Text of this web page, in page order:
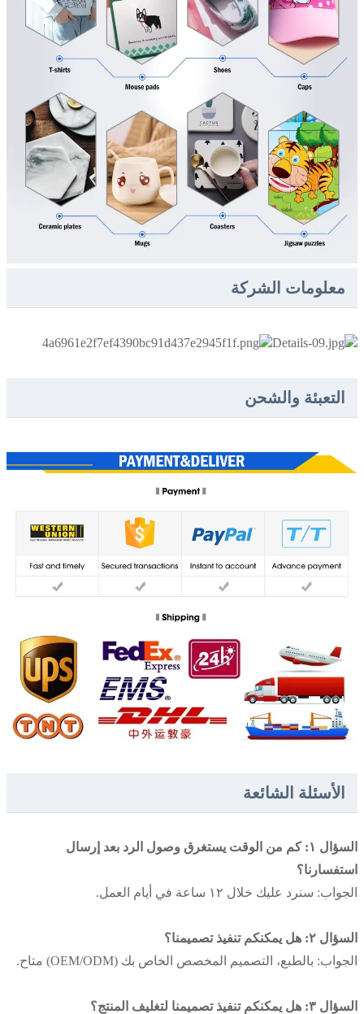
معلومات الشركة
التعبئة والشحن
الأسئلة الشائعة
السؤال ١: كم من الوقت يستغرق وصول الرد بعد إرسال
استفسارنا؟
الجواب: سنرد عليك خلال ١٢ ساعة في أيام العمل.
السؤال ٢: هل يمكنكم تنفيذ تصميمنا؟
الجواب: بالطبع، التصميم المخصص الخاص بك (OEM/ODM) متاح.
السؤال ٣: هل يمكنكم تنفيذ تصميمنا لتغليف المنتج؟